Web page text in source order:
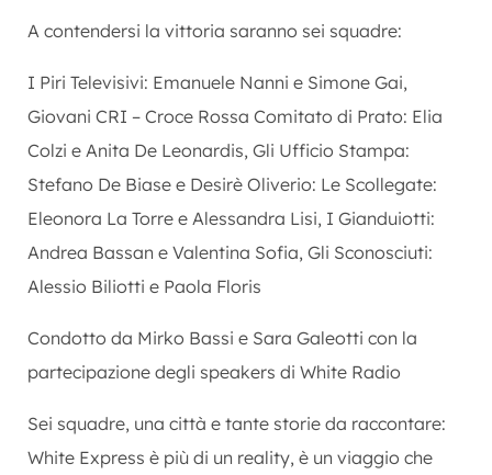
A contendersi la vittoria saranno sei squadre:
I Piri Televisivi: Emanuele Nanni e Simone Gai,
Giovani CRI – Croce Rossa Comitato di Prato: Elia
Colzi e Anita De Leonardis, Gli Ufficio Stampa:
Stefano De Biase e Desirè Oliverio: Le Scollegate:
Eleonora La Torre e Alessandra Lisi, I Gianduiotti:
Andrea Bassan e Valentina Sofia, Gli Sconosciuti:
Alessio Biliotti e Paola Floris
Condotto da Mirko Bassi e Sara Galeotti con la
partecipazione degli speakers di White Radio
Sei squadre, una città e tante storie da raccontare:
White Express è più di un reality, è un viaggio che